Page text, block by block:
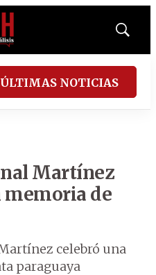
Mostrar
ÚLTIMAS NOTICIAS
Martínez
memoria de
celebró una
paraguaya